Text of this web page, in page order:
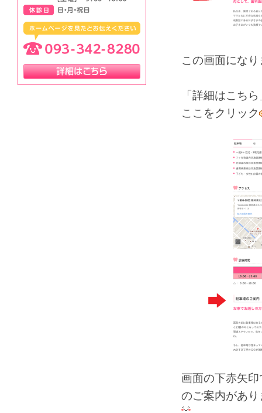
この画面になり
「詳細はこち
ここをクリック
画面の下赤矢
のご案内があ